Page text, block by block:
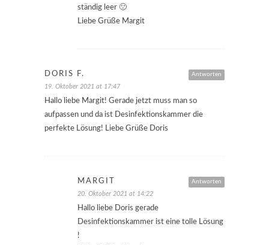
ständig leer 🙁
Liebe Grüße Margit
Antworten
DORIS F.
19. Oktober 2021 at 17:47
Hallo liebe Margit! Gerade jetzt muss man so
aufpassen und da ist Desinfektionskammer die
perfekte Lösung! Liebe Grüße Doris
Antworten
MARGIT
20. Oktober 2021 at 14:22
Hallo liebe Doris gerade
Desinfektionskammer ist eine tolle Lösung
!